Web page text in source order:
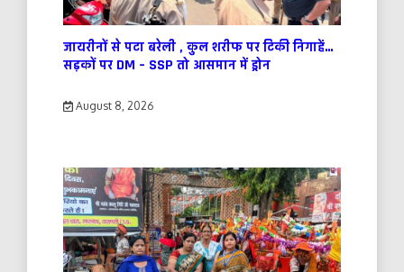
जायरीनों से पटा बरेली , कुल शरीफ पर टिकी निगाहें…
सड़कों पर DM – SSP तो आसमान में ड्रोन
August 8, 2026